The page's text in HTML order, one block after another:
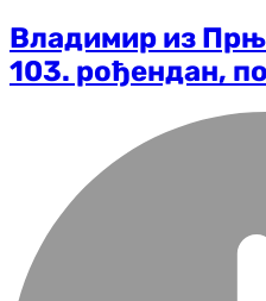
Владимир из
103. рођендан,